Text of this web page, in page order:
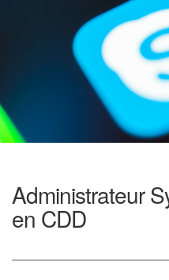
Administrateur
en CDD